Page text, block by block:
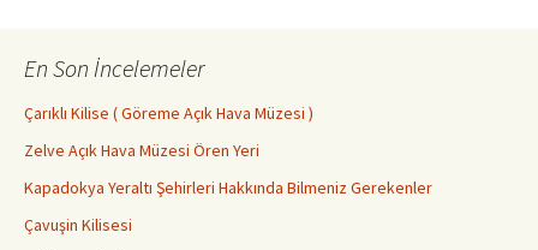
En Son İncelemeler
Çarıklı Kilise ( Göreme Açık Hava Müzesi )
Zelve Açık Hava Müzesi Ören Yeri
Kapadokya Yeraltı Şehirleri Hakkında Bilmeniz Gerekenler
Çavuşin Kilisesi